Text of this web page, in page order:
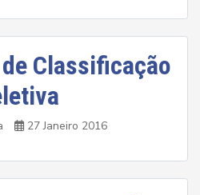
Classificação
27 Janeiro 2016